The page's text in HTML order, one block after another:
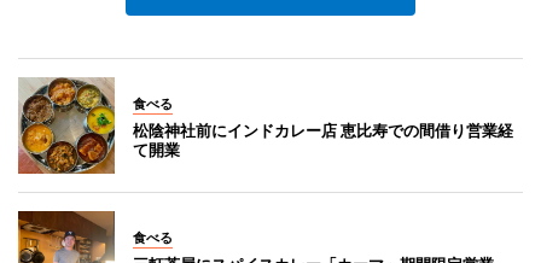
食べる
松陰神社前にインドカレー店 恵比寿での間借り営業経
て開業
食べる